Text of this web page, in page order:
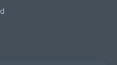
what you heard